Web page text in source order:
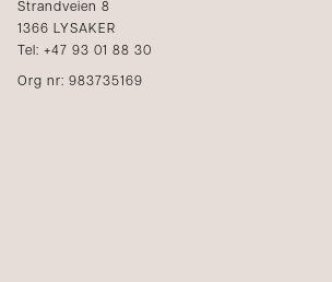
Strandveien 8
1366 LYSAKER
Tel: +47 93 01 88 30
Org nr: 983735169